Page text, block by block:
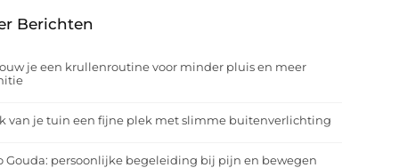
Berichten
je een krullenroutine voor minder pluis en meer
van je tuin een fijne plek met slimme buitenverlichting
Gouda: persoonlijke begeleiding bij pijn en bewegen